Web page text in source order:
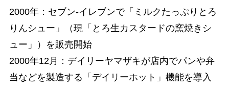
2000年：セブン-イレブンで「ミルクたっぷりとろ
りんシュー」（現「とろ生カスタードの窯焼きシ
ュー」）を販売開始
2000年12月：デイリーヤマザキが店内でパンや弁
当などを製造する「デイリーホット」機能を導入